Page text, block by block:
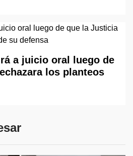
a juicio oral luego de
los planteos